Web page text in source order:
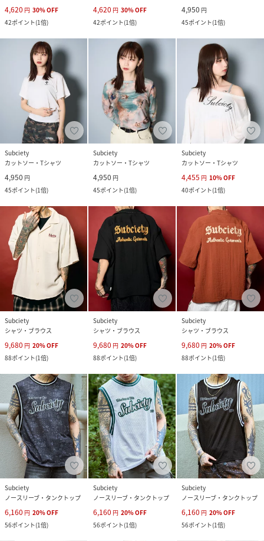
4,620 円 30%OFF
42ポイント(1倍)
4,620 円 30%OFF
42ポイント(1倍)
4,950 円
45ポイント(1倍)
Subciety
カットソー・Tシャツ
4,950 円
45ポイント(1倍)
Subciety
カットソー・Tシャツ
4,950 円
45ポイント(1倍)
Subciety
カットソー・Tシャツ
4,455 円 10%OFF
40ポイント(1倍)
Subciety
シャツ・ブラウス
9,680 円 20%OFF
88ポイント(1倍)
Subciety
シャツ・ブラウス
9,680 円 20%OFF
88ポイント(1倍)
Subciety
シャツ・ブラウス
9,680 円 20%OFF
88ポイント(1倍)
Subciety
ノースリーブ・タンクトップ
6,160 円 20%OFF
56ポイント(1倍)
Subciety
ノースリーブ・タンクトップ
6,160 円 20%OFF
56ポイント(1倍)
Subciety
ノースリーブ・タンクトップ
6,160 円 20%OFF
56ポイント(1倍)